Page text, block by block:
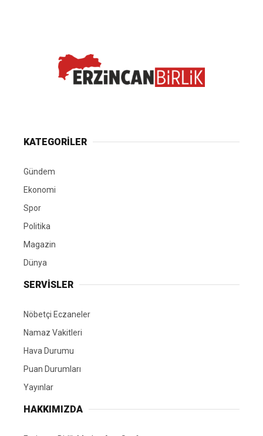
KATEGORİLER
Gündem
Ekonomi
Spor
Politika
Magazin
Dünya
SERVİSLER
Nöbetçi Eczaneler
Namaz Vakitleri
Hava Durumu
Puan Durumları
Yayınlar
HAKKIMIZDA